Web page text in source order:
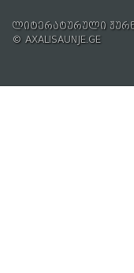
ლიტერატურული
© AXALISAUNJE.GE